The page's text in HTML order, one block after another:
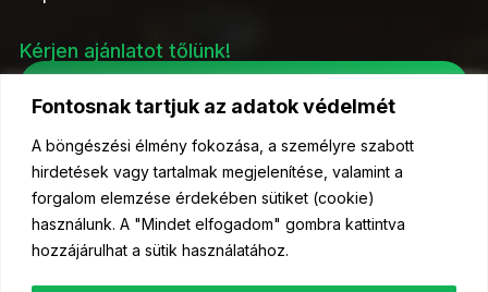
Fontosnak tartjuk az adatok védelmét
A böngészési élmény fokozása, a személyre szabott
hirdetések vagy tartalmak megjelenítése, valamint a
forgalom elemzése érdekében sütiket (cookie)
használunk. A "Mindet elfogadom" gombra kattintva
hozzájárulhat a sütik használatához.
Kérjen ajánlatot tőlünk!
© 2023 Kelőmag Kft- Minden jog fenntartva.